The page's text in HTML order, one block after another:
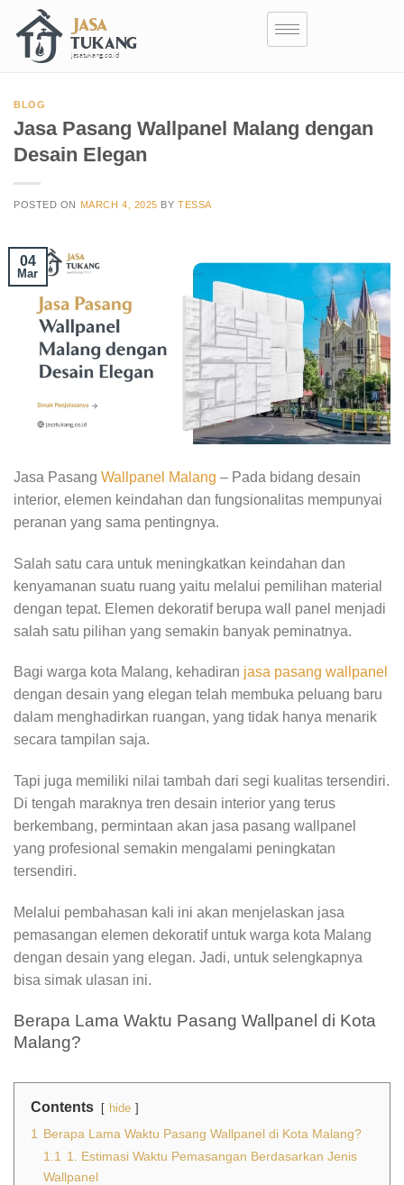
BLOG
Jasa Pasang Wallpanel Malang dengan
Desain Elegan
POSTED ON MARCH 4, 2025 BYTESSA
04
Mar
Jasa Pasang Wallpanel Malang – Pada bidang desain
interior, elemen keindahan dan fungsionalitas mempunyai
peranan yang sama pentingnya.
Salah satu cara untuk meningkatkan keindahan dan
kenyamanan suatu ruang yaitu melalui pemilihan material
dengan tepat. Elemen dekoratif berupa wall panel menjadi
salah satu pilihan yang semakin banyak peminatnya.
Bagi warga kota Malang, kehadiran jasa pasang wallpanel
dengan desain yang elegan telah membuka peluang baru
dalam menghadirkan ruangan, yang tidak hanya menarik
secara tampilan saja.
Tapi juga memiliki nilai tambah dari segi kualitas tersendiri.
Di tengah maraknya tren desain interior yang terus
berkembang, permintaan akan jasa pasang wallpanel
yang profesional semakin mengalami peningkatan
tersendiri.
Melalui pembahasan kali ini akan menjelaskan jasa
pemasangan elemen dekoratif untuk warga kota Malang
dengan desain yang elegan. Jadi, untuk selengkapnya
bisa simak ulasan ini.
Berapa Lama Waktu Pasang Wallpanel di Kota
Malang?
Contents hide
1
Berapa Lama Waktu Pasang Wallpanel di Kota Malang?
1.1
1. Estimasi Waktu Pemasangan Berdasarkan Jenis
Wallpanel